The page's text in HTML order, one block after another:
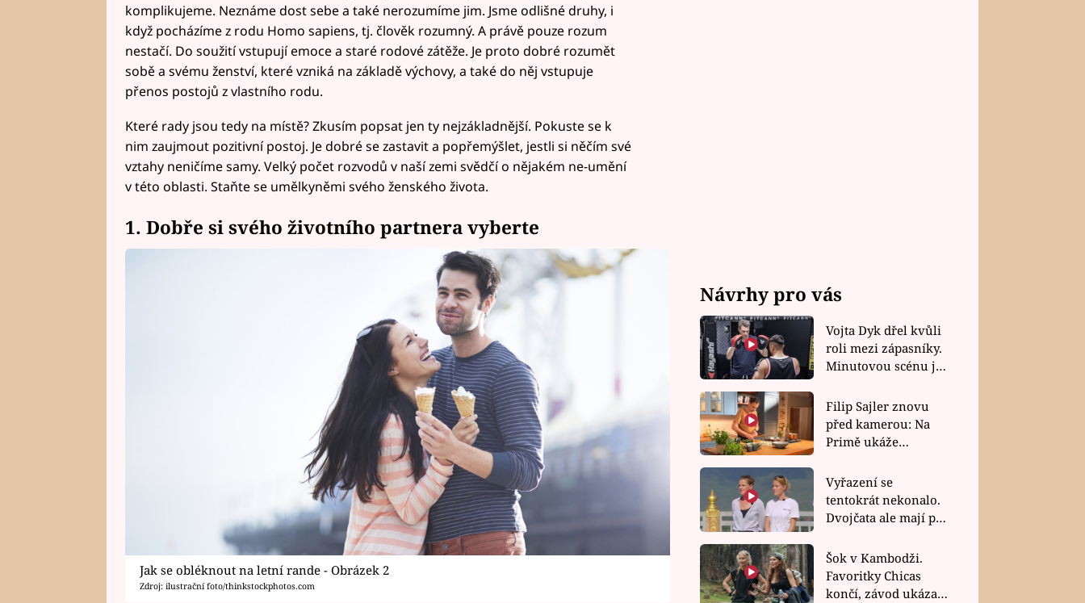
komplikujeme. Neznáme dost sebe a také nerozumíme jim. Jsme odlišné druhy, i
když pocházíme z rodu Homo sapiens, tj. člověk rozumný. A právě pouze rozum
nestačí. Do soužití vstupují emoce a staré rodové zátěže. Je proto dobré rozumět
sobě a svému ženství, které vzniká na základě výchovy, a také do něj vstupuje
přenos postojů z vlastního rodu.
Které rady jsou tedy na místě? Zkusím popsat jen ty nejzákladnější. Pokuste se k
nim zaujmout pozitivní postoj. Je dobré se zastavit a popřemýšlet, jestli si něčím své
vztahy neničíme samy. Velký počet rozvodů v naší zemi svědčí o nějakém ne-umění
v této oblasti. Staňte se umělkyněmi svého ženského života.
1. Dobře si svého životního partnera vyberte
Jak se obléknout na letní rande - Obrázek 2
Zdroj: ilustrační foto/thinkstockphotos.com
Návrhy pro vás
Vojta Dyk dřel kvůli
roli mezi zápasníky.
Minutovou scénu jel
Filip Sajler znovu
před kamerou: Na
Primě ukáže
rychlé recepty
Vyřazení se
tentokrát nekonalo.
Dvojčata ale mají po
závodu nůž na krku
Šok v Kambodži.
Favoritky Chicas
končí, závod ukázal